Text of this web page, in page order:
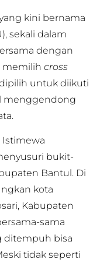
kini bernama
sekali dalam
dengan
memilihcross
untuk diikuti
menggendong
Istimewa
bukit-
Bantul. Di
kota
Kabupaten
sama
ditempuh bisa
tidak seperti